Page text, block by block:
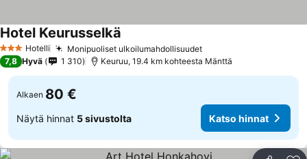
3 Tähtiluokitus
Hotelli Monipuoliset ulkoilumahdollisuudet
Hotel Keurusselkä
7,8 Hyvä 1 310 Keuruu, 19.4 km kohteesta Mänttä
Alkaen 80 €
Näytä hinnat 5 sivustolta Katso hinnat